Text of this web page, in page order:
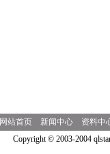
网站首页 新闻中心
资料中
Copyright © 2003-2004